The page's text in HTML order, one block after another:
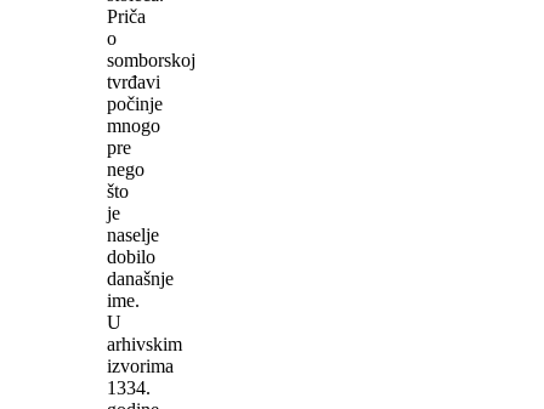
Priča
o
somborskoj
tvrđavi
počinje
mnogo
pre
nego
što
je
naselje
dobilo
današnje
ime.
U
arhivskim
izvorima
1334.